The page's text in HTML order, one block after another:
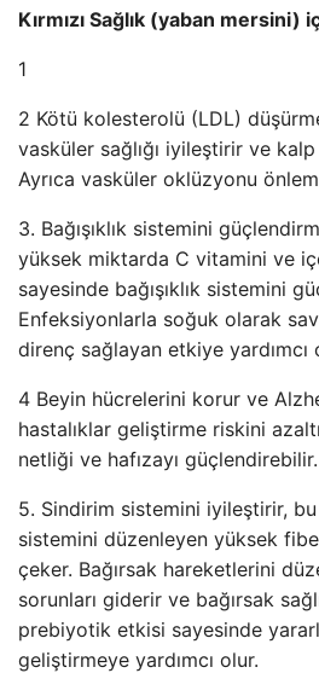
Kırmızı Sağlık (yaban mersini)
1
2 Kötü kolesterolü (LDL)
vasküler sağlığı iyileştirir ve kalp
Ayrıca vasküler oklüzyonu
3. Bağışıklık sistemini
yüksek miktarda C vitamini ve
sayesinde bağışıklık sistemini
Enfeksiyonlarla soğuk olarak
direnç sağlayan etkiye yardımcı
4 Beyin hücrelerini korur ve
hastalıklar geliştirme riskini
netliği ve hafızayı güçlendirebilir.
5. Sindirim sistemini iyileştirir,
sistemini düzenleyen yüksek
çeker. Bağırsak hareketlerini
sorunları giderir ve bağırsak
prebiyotik etkisi sayesinde
geliştirmeye yardımcı olur.